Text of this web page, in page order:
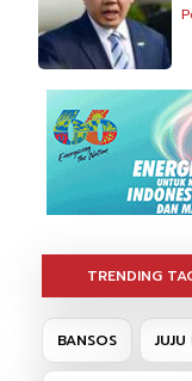
TRENDING
BANSOS